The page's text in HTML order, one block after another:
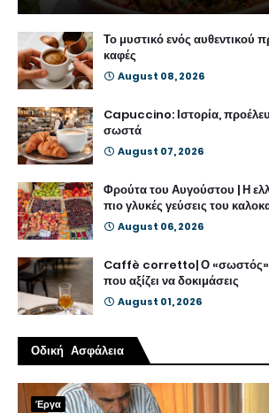
Το μυστικό ενός αυθεντικού
καφές
August 08, 2026
Capuccino: Ιστορία,
σωστά
August 07, 2026
Φρούτα του Αυγούστου | Η
πιο γλυκές γεύσεις του
August 06, 2026
Caffè corretto| Ο «σωστός»
που αξίζει να δοκιμάσεις
August 01, 2026
Οδική Ασφάλεια
Έργα